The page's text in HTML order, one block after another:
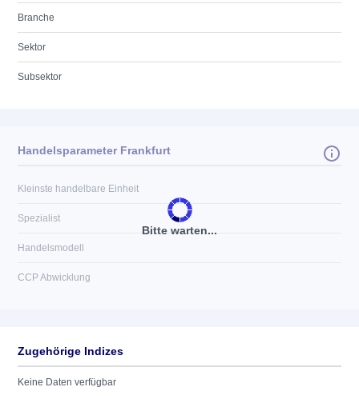
Branche
Sektor
Subsektor
Bitte warten...
Handelsparameter Frankfurt
Kleinste handelbare Einheit
Spezialist
Handelsmodell
CCP Abwicklung
Zugehörige Indizes
Keine Daten verfügbar